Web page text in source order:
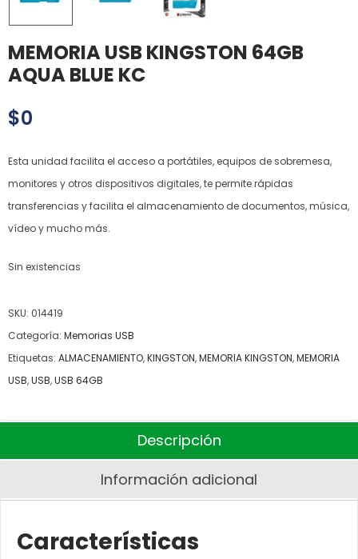
MEMORIA USB KINGSTON 64GB
AQUA BLUE KC
$0
Esta unidad facilita el acceso a portátiles, equipos de sobremesa,
monitores y otros dispositivos digitales, te permite rápidas
transferencias y facilita el almacenamiento de documentos, música,
vídeo y mucho más.
Sin existencias
SKU: 014419
Categoría: Memorias USB
Etiquetas: ALMACENAMIENTO,KINGSTON,MEMORIA KINGSTON,MEMORIA
USB,USB,USB 64GB
Descripción
Información adicional
Características